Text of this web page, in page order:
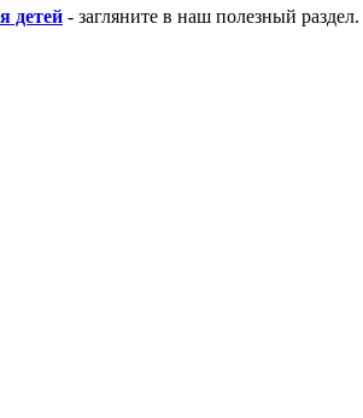
детей - загляните в наш полезный раздел.